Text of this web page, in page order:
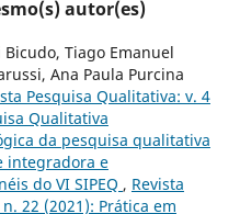
autor(es)
Tiago Emanuel
Ana Paula Purcina
Pesquisa Qualitativa: v. 4
Qualitativa
da pesquisa qualitativa
integradora e
do VI SIPEQ , Revista
22 (2021): Prática em